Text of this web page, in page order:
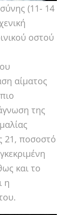
(11- 14
οστού
αίματος
της
21, ποσοστό
και το
η